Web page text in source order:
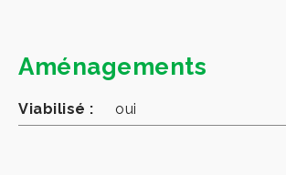
Aménagements
Viabilisé : oui